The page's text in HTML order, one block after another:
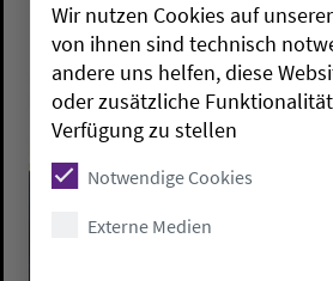
Wir nutzen Cookies auf
von ihnen sind technisch
andere uns helfen, diese
oder zusätzliche
Verfügung zu stellen
Notwendige Cookies
Externe Medien